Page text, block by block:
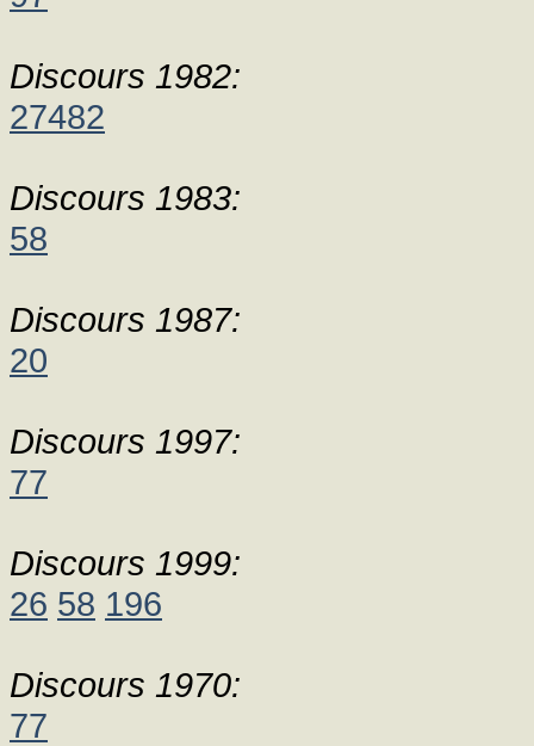
Discours 1982:
27482
Discours 1983:
58
Discours 1987:
20
Discours 1997:
77
Discours 1999:
26 58 196
Discours 1970:
77